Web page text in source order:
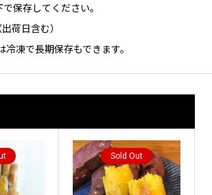
保存してください。
荷日含む）
凍で長期保存もできます。
Sold Out